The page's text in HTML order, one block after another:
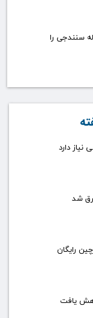
جان کودک ۳ ساله سنندجی را
نیاز دارد
شد
رایگان
یافت